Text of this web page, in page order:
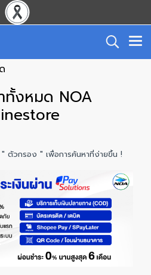
ทั้งหมด NOA
ตัวกรอง " เพื่อการค้นหาที่ง่ายขึ้น !